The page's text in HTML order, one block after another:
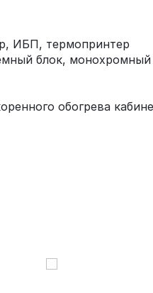
ИБП, термопринтер
блок,
обогрева